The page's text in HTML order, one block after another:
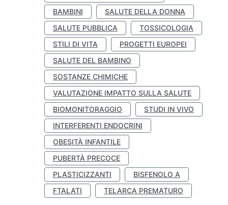
BAMBINI
SALUTE DELLA DONNA
SALUTE PUBBLICA
TOSSICOLOGIA
STILI DI VITA
PROGETTI EUROPEI
SALUTE DEL BAMBINO
SOSTANZE CHIMICHE
VALUTAZIONE IMPATTO SULLA SALUTE
BIOMONITORAGGIO
STUDI IN VIVO
INTERFERENTI ENDOCRINI
OBESITÀ INFANTILE
PUBERTÀ PRECOCE
PLASTICIZZANTI
BISFENOLO A
FTALATI
TELARCA PREMATURO